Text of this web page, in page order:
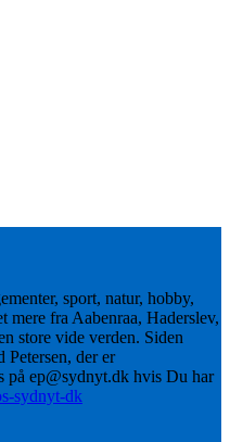
sport, natur, hobby,
mere fra Aabenraa, Haderslev,
store vide verden. Siden
Petersen, der er
på ep@sydnyt.dk hvis Du har
sydnyt-dk